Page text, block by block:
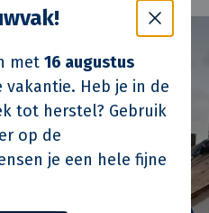
met 16 augustus
vakantie. Heb je in de
tot herstel? Gebruik
op de
je een hele fijne
de sloopwoningen in